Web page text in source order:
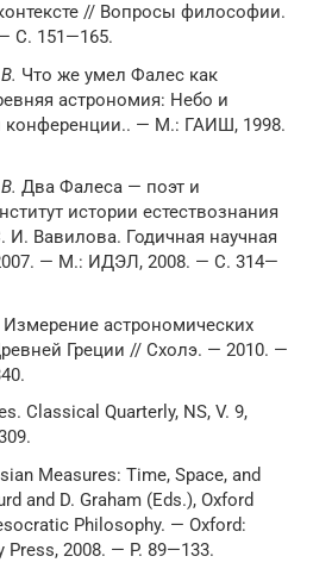
// Вопросы философии.
С. 151—165.
Что же умел Фалес как
астрономия: Небо и
конференции.. — М.: ГАИШ, 1998.
Два Фалеса — поэт и
истории естествознания
И. Вавилова. Годичная научная
— М.: ИДЭЛ, 2008. — С. 314—
Измерение астрономических
Греции // Схолэ. — 2010. —
Classical Quarterly, NS, V. 9,
Measures: Time, Space, and
and D. Graham (Eds.), Oxford
Philosophy. — Oxford:
Press, 2008. — P. 89—133.